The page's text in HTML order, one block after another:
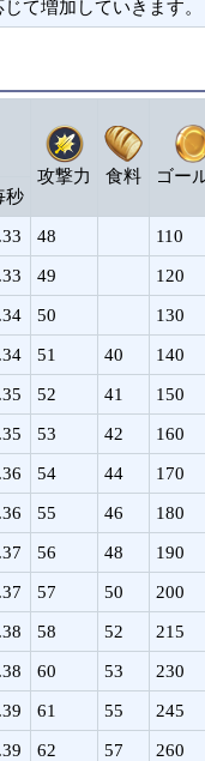
て増加していきます。
攻撃力
食料 ゴー
秒
48 110
49 120
50 130
51 40 140
52 41 150
53 42 160
54 44 170
55 46 180
56 48 190
57 50 200
58 52 215
60 53 230
61 55 245
62 57 260